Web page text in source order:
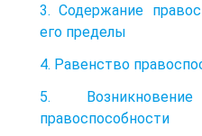
3. Содержание
его пределы
4. Равенство
5.
правоспособности